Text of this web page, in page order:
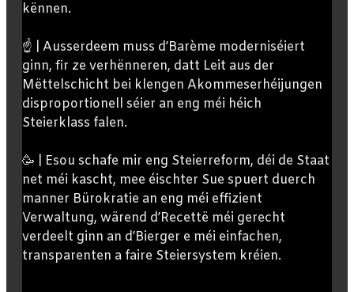
kënnen.
☝️ | Ausserdeem muss d’Barème moderniséiert
ginn, fir ze verhënneren, datt Leit aus der
Mëttelschicht bei klengen Akommeserhéijungen
disproportionell séier an eng méi héich
Steierklass falen.
🥳 | Esou schafe mir eng Steierreform, déi de Staat
net méi kascht, mee éischter Sue spuert duerch
manner Bürokratie an eng méi effizient
Verwaltung, wärend d’Recettë méi gerecht
verdeelt ginn an d’Bierger e méi einfachen,
transparenten a faire Steiersystem kréien.